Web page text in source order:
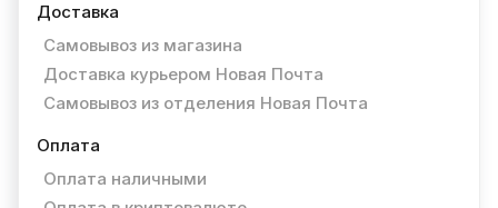
Доставка
Самовывоз из магазина
Доставка курьером Новая Почта
Самовывоз из отделения Новая Почта
Оплата
Оплата наличными